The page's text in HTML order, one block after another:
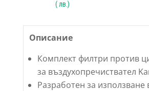
(лв.)
Описание
Комплект филтри против
за въздухопречиствател
Разработен за